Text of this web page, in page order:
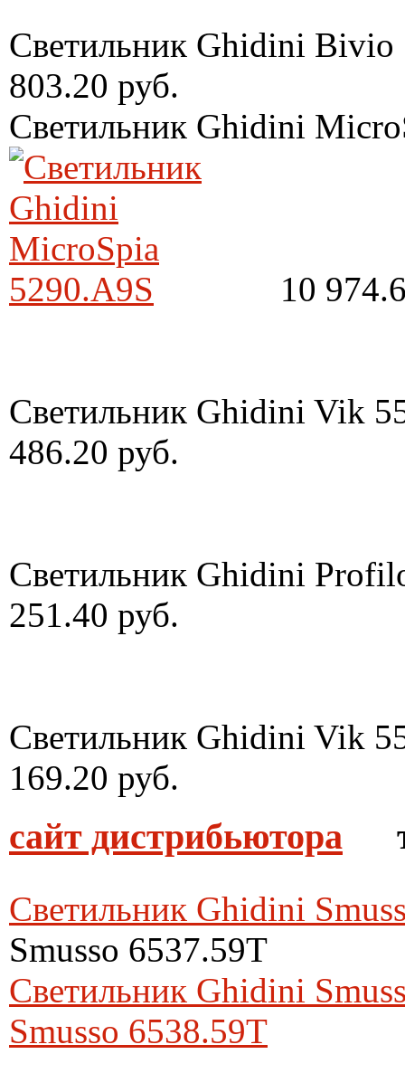
Светильник Ghidini Bivio
803.20 руб.
Светильник Ghidini
10
Светильник Ghidini Vik
486.20 руб.
Светильник Ghidini
251.40 руб.
Светильник Ghidini Vik
169.20 руб.
сайт дистрибьютора
Светильник Ghidini
Smusso 6537.59T
Светильник Ghidini
Smusso 6538.59T